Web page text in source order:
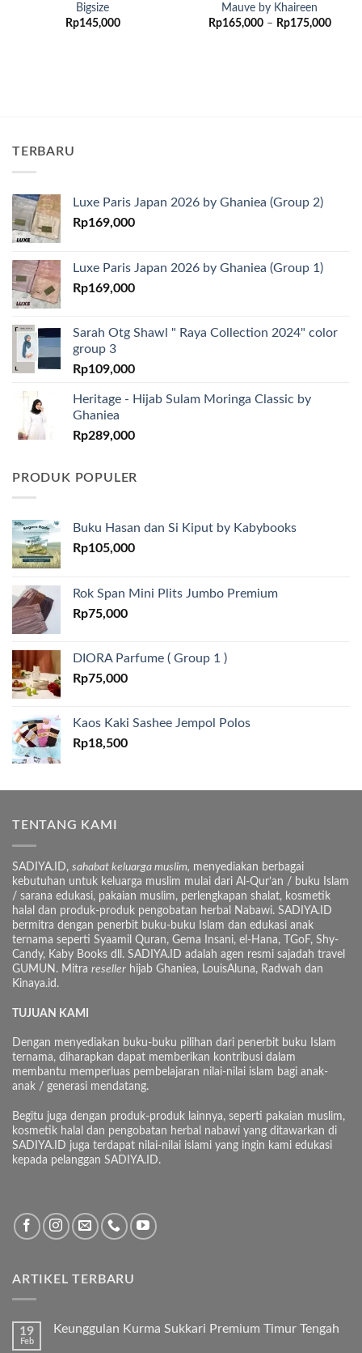
Bigsize
Rp145,000
Mauve by Khaireen
Rp165,000 – Rp175,000
TERBARU
Luxe Paris Japan 2026 by Ghaniea (Group 2)
Rp169,000
Luxe Paris Japan 2026 by Ghaniea (Group 1)
Rp169,000
Sarah Otg Shawl " Raya Collection 2024" color
group 3
Rp109,000
Heritage - Hijab Sulam Moringa Classic by
Ghaniea
Rp289,000
PRODUK POPULER
Buku Hasan dan Si Kiput by Kabybooks
Rp105,000
Rok Span Mini Plits Jumbo Premium
Rp75,000
DIORA Parfume ( Group 1 )
Rp75,000
Kaos Kaki Sashee Jempol Polos
Rp18,500
TENTANG KAMI
SADIYA.ID, sahabat keluarga muslim, menyediakan berbagai
kebutuhan untuk keluarga muslim mulai dari Al-Qur’an / buku Islam
/ sarana edukasi, pakaian muslim, perlengkapan shalat, kosmetik
halal dan produk-produk pengobatan herbal Nabawi. SADIYA.ID
bermitra dengan penerbit buku-buku Islam dan edukasi anak
ternama seperti Syaamil Quran, Gema Insani, el-Hana, TGoF, Shy-
Candy, Kaby Books dll. SADIYA.ID adalah agen resmi sajadah travel
GUMUN. Mitra reseller hijab Ghaniea, LouisAluna, Radwah dan
Kinaya.id.
TUJUAN KAMI
Dengan menyediakan buku-buku pilihan dari penerbit buku Islam
ternama, diharapkan dapat memberikan kontribusi dalam
membantu memperluas pembelajaran nilai-nilai islam bagi anak-
anak / generasi mendatang.
Begitu juga dengan produk-produk lainnya, seperti pakaian muslim,
kosmetik halal dan pengobatan herbal nabawi yang ditawarkan di
SADIYA.ID juga terdapat nilai-nilai islami yang ingin kami edukasi
kepada pelanggan SADIYA.ID.
ARTIKEL TERBARU
19
Feb
Keunggulan Kurma Sukkari Premium Timur Tengah